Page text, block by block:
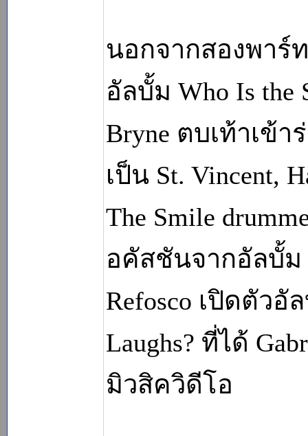
นอกจากสองพาร์
อัลบั้ม Who Is
Bryne ตบเท้าเข้
เป็น St. Vincent,
The Smile
อคัสชันจากอัลบั้ม
Refosco เปิดตัวอั
Laughs? ที่ได้
มิวสิควิดีโอ